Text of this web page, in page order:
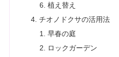
植え替え
チオノドクサの活用法
早春の庭
ロックガーデン